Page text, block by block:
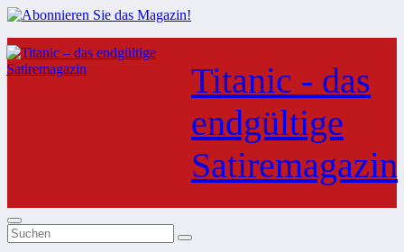
Zum
Inhalt
springen
Titanic - das
endgültige
Satiremagazin